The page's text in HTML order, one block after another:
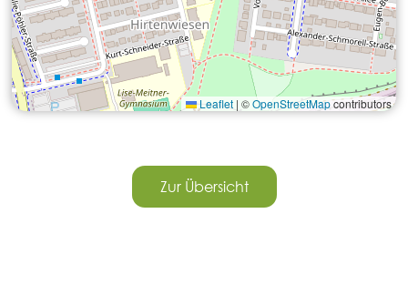
Leaflet | ©OpenStreetMapcontributors
Zur Übersicht